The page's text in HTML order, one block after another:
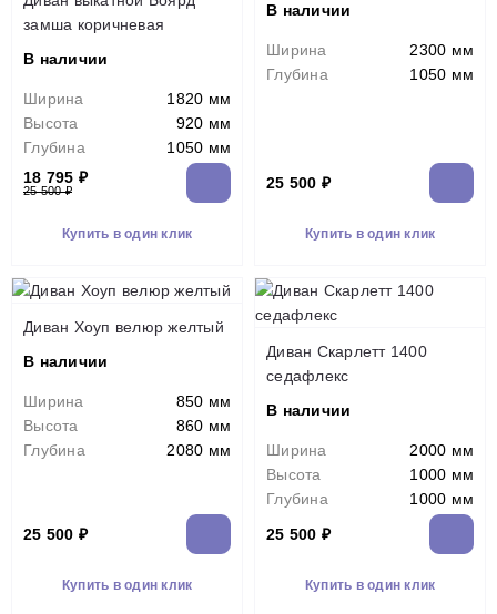
замша коричневая
В наличии
Ширина
1820 мм
Высота
920 мм
Глубина
1050 мм
18 795 ₽
25 500 ₽
Купить в один клик
В наличии
Ширина
2300 мм
Глубина
1050 мм
25 500 ₽
Купить в один клик
Диван Хоуп велюр желтый
В наличии
Ширина
850 мм
Высота
860 мм
Глубина
2080 мм
25 500 ₽
Купить в один клик
Диван Скарлетт 1400
седафлекс
В наличии
Ширина
2000 мм
Высота
1000 мм
Глубина
1000 мм
25 500 ₽
Купить в один клик